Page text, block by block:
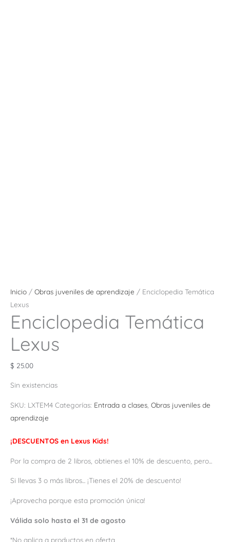
Inicio / Obras juveniles de aprendizaje / Enciclopedia Temática
Lexus
Enciclopedia Temática
Lexus
$ 25.00
Sin existencias
SKU: LXTEM4 Categorías: Entrada a clases Obras juveniles de
aprendizaje
¡DESCUENTOS en Lexus Kids!
Por la compra de 2 libros, obtienes el 10% de descuento, pero...
Si llevas 3 o más libros... ¡Tienes el 20% de descuento!
¡Aprovecha porque esta promoción única!
Válida solo hasta el 31 de agosto
*No aplica a productos en oferta